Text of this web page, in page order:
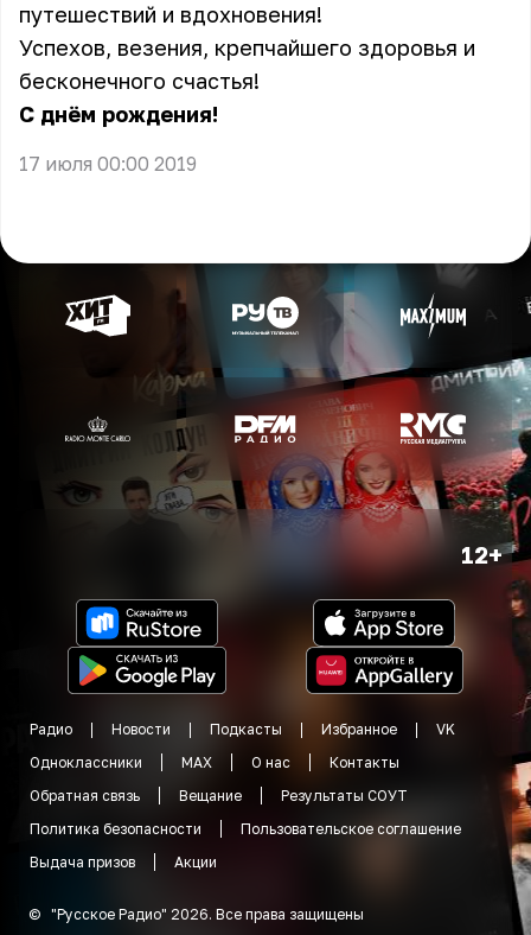
путешествий и вдохновения!
Успехов, везения, крепчайшего здоровья и
бесконечного счастья!
С днём рождения!
17 июля 00:00 2019
12+
Радио Новости Подкасты Избранное
VK
Одноклассники
MAX О нас
Контакты
Обратная связь
Вещание
Результаты СОУТ
Политика безопасности
Пользовательское соглашение
Выдача призов
Акции
© "Русское Радио" 2026. Все права защищены